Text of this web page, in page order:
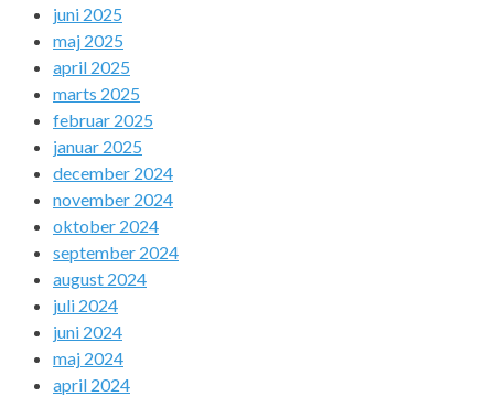
juni 2025
maj 2025
april 2025
marts 2025
februar 2025
januar 2025
december 2024
november 2024
oktober 2024
september 2024
august 2024
juli 2024
juni 2024
maj 2024
april 2024